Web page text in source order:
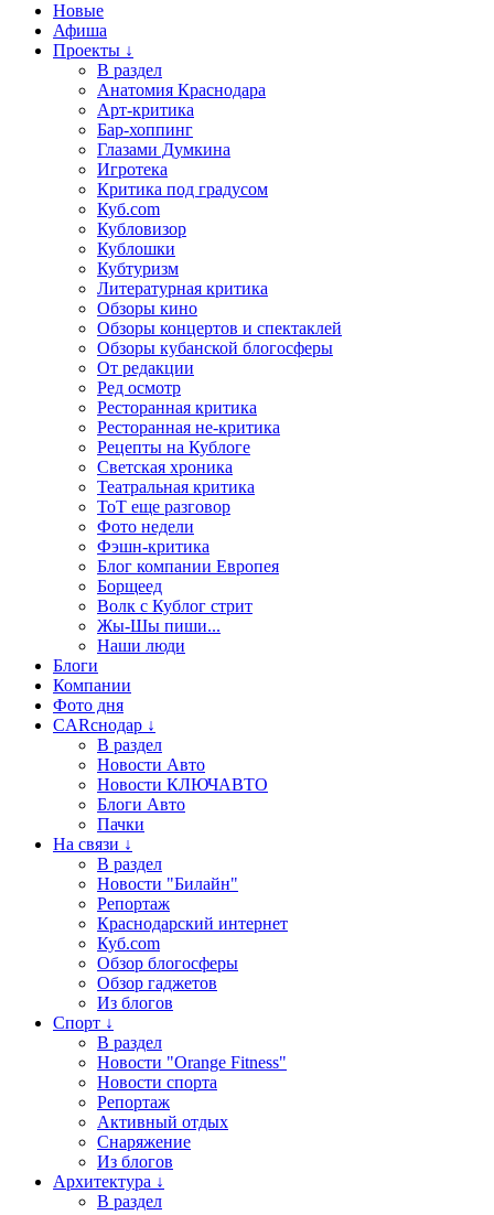
Новые
Афиша
Проекты ↓
В раздел
Анатомия Краснодара
Арт-критика
Бар-хоппинг
Глазами Думкина
Игротека
Критика под градусом
Куб.com
Кубловизор
Кублошки
Кубтуризм
Литературная критика
Обзоры кино
Обзоры концертов и спектаклей
Обзоры кубанской блогосферы
От редакции
Ред осмотр
Ресторанная критика
Ресторанная не-критика
Рецепты на Кублоге
Светская хроника
Театральная критика
ТоТ еще разговор
Фото недели
Фэшн-критика
Блог компании Европея
Борщеед
Волк с Кублог стрит
Жы-Шы пиши...
Наши люди
Блоги
Компании
Фото дня
CARснодар ↓
В раздел
Новости Авто
Новости КЛЮЧАВТО
Блоги Авто
Пачки
На связи ↓
В раздел
Новости "Билайн"
Репортаж
Краснодарский интернет
Куб.com
Обзор блогосферы
Обзор гаджетов
Из блогов
Спорт ↓
В раздел
Новости "Orange Fitness"
Новости спорта
Репортаж
Активный отдых
Снаряжение
Из блогов
Архитектура ↓
В раздел